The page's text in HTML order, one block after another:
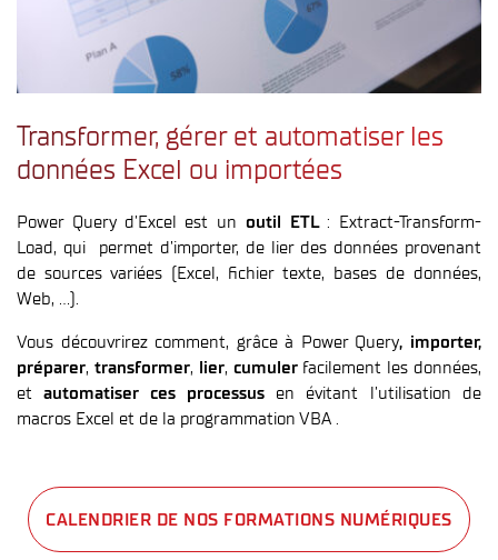
Transformer, gérer et automatiser les
données Excel ou importées
Power Query d’Excel est un outil ETL: Extract-Transform-
Load, qui permet d’importer, de lier des données provenant
de sources variées (Excel, fichier texte, bases de données,
Web, …).
Vous découvrirez comment, grâce à Power Query, importer,
préparer, transformer, lier, cumulerfacilement les données,
etautomatiser ces processusen évitant l’utilisation de
macros Excel et de la programmation VBA .
CALENDRIER DE NOS FORMATIONS NUMÉRIQUES